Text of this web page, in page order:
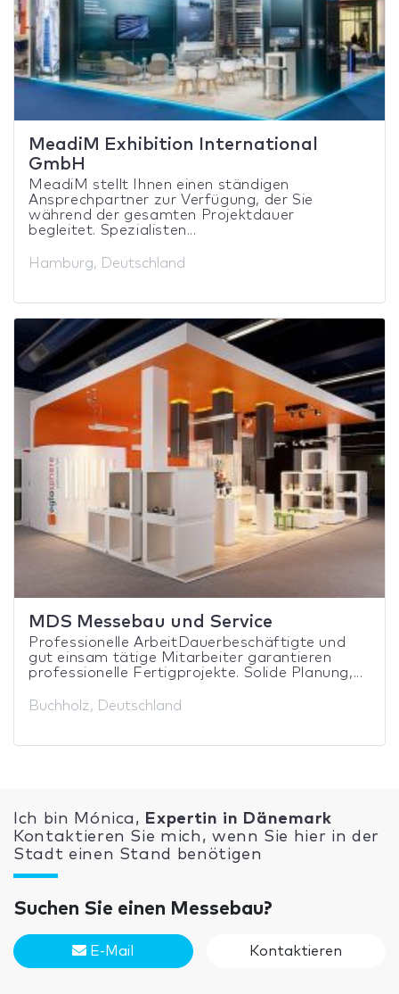
MeadiM Exhibition International
GmbH
MeadiM stellt Ihnen einen ständigen
Ansprechpartner zur Verfügung, der Sie
während der gesamten Projektdauer
begleitet. Spezialisten...
Hamburg, Deutschland
MDS Messebau und Service
Professionelle ArbeitDauerbeschäftigte und
gut einsam tätige Mitarbeiter garantieren
professionelle Fertigprojekte. Solide Planung,...
Buchholz, Deutschland
Ich bin Mónica, Expertin in Dänemark
Kontaktieren Sie mich, wenn Sie hier in der
Stadt einen Stand benötigen
Suchen Sie einen Messebau?
E-Mail Kontaktieren